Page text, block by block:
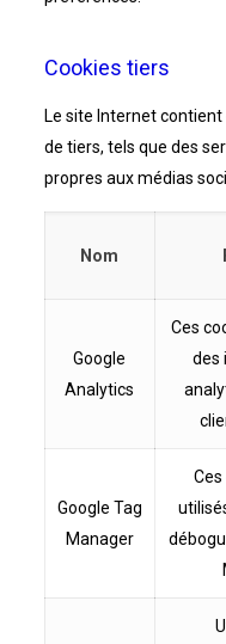
Cookies tiers
Le site Internet
de tiers, tels que des
propres aux médias
Nom
Google
Analytics
Ces
des
Google Tag
Manager